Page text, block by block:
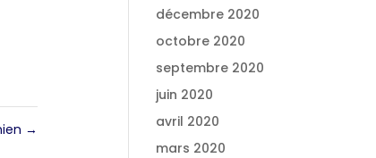
→
décembre 2020
octobre 2020
septembre 2020
juin 2020
avril 2020
mars 2020